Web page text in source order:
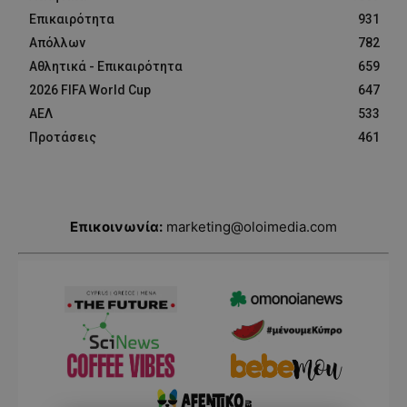
Επικαιρότητα
931
Απόλλων
782
Αθλητικά - Επικαιρότητα
659
2026 FIFA World Cup
647
ΑΕΛ
533
Προτάσεις
461
Επικοινωνία: marketing@oloimedia.com